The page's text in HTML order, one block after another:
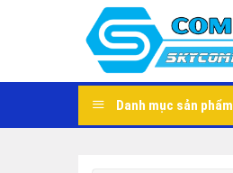
Danh mục sản phẩm